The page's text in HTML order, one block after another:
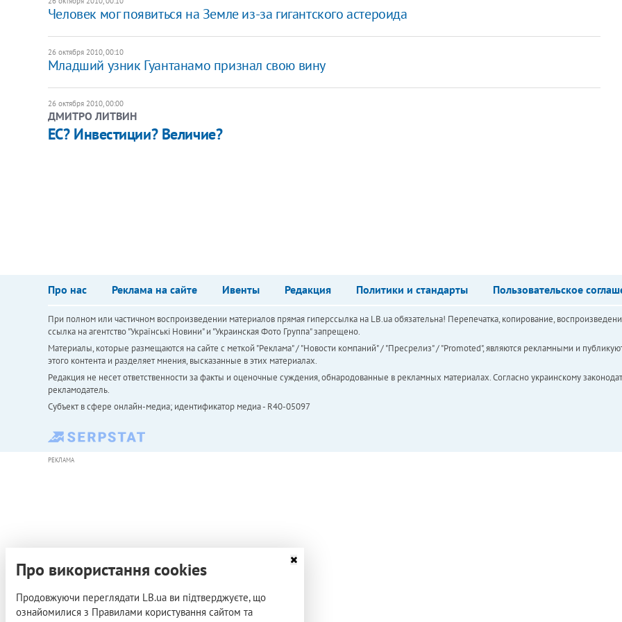
Человек мог появиться на Земле из-за гигантского астероида
26 октября 2010, 00:10
Младший узник Гуантанамо признал свою вину
26 октября 2010, 00:00
ДМИТРО ЛИТВИН
​ЕС? Инвестиции? Величие?
Про нас Реклама на сайте Ивенты Редакция Политики и стандарты Пользовательское
При полном или частичном воспроизведении материалов прямая гиперссылка на LB.ua обязательна! Перепечатка, копирование,
ссылка на агентство "Українськi Новини" и "Украинская Фото Группа" запрещено.
Материалы, которые размещаются на сайте с меткой "Реклама" / "Новости компаний" / "Пресрелиз" / "Promoted", являются рекламными и
этого контента и разделяет мнения, высказанные в этих материалах.
Редакция не несет ответственности за факты и оценочные суждения, обнародованные в рекламных материалах. Согласно украинскому
рекламодатель.
Субъект в сфере онлайн-медиа; идентификатор медиа - R40-05097
РЕКЛАМА
Про використання cookies
Продовжуючи переглядати LB.ua ви підтверджуєте, що
ознайомилися з Правилами користування сайтом та